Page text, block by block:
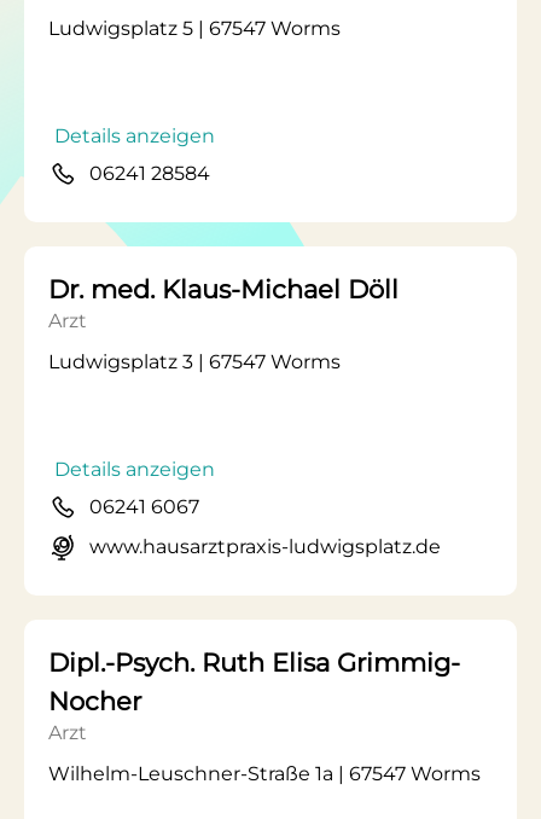
Ludwigsplatz 5 | 67547 Worms
Details anzeigen
06241 28584
Dr. med. Klaus-Michael Döll
Arzt
Ludwigsplatz 3 | 67547 Worms
Details anzeigen
06241 6067
www.hausarztpraxis-ludwigsplatz.de
Dipl.-Psych. Ruth Elisa Grimmig-
Nocher
Arzt
Wilhelm-Leuschner-Straße 1a | 67547 Worms